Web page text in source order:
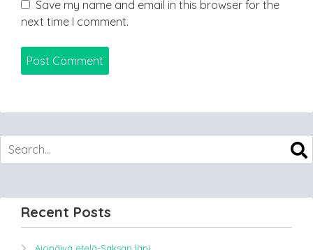
Save my name and email in this browser for the
next time I comment.
Recent Posts
Ajopäivä etelä-Saksan läpi